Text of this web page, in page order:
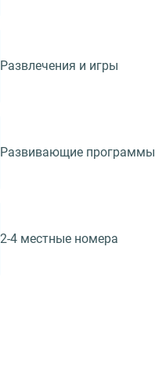
Развлечения и игры
Развивающие программы
2-4 местные номера